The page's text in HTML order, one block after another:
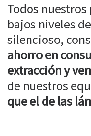
Todos
bajos niveles
silencioso,
ahorro en
extracción y
de nuestros
que el de las